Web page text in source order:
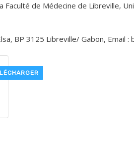
de Médecine de Libreville,
BP 3125 Libreville/ Gabon, Email